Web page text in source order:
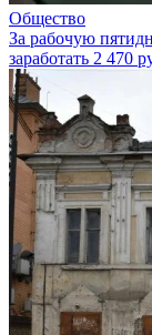
Общество
За рабочую
заработать 2 470